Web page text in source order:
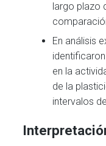
largo plazo
En análisis
en la
de la
intervalos